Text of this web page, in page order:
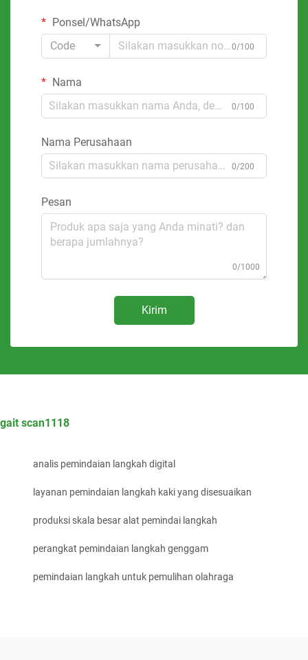
Ponsel/WhatsApp
Code
0/100
Nama
0/100
Nama Perusahaan
0/200
Pesan
0/1000
Kirim
gait scan1118
analis pemindaian langkah digital
layanan pemindaian langkah kaki yang disesuaikan
produksi skala besar alat pemindai langkah
perangkat pemindaian langkah genggam
pemindaian langkah untuk pemulihan olahraga